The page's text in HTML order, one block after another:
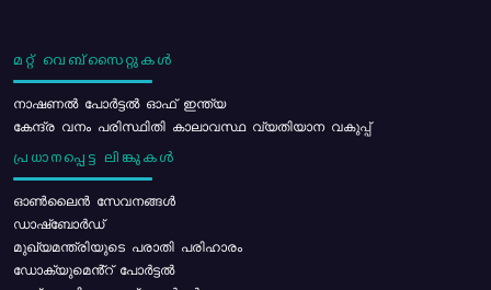
മറ്റ് വെബ്സൈറ്റുകൾ
നാഷണൽ പോർട്ടൽ ഓഫ് ഇന്ത്യ
കേന്ദ്ര വനം പരിസ്ഥിതി കാലാവസ്ഥ വ്യതിയാന വകുപ്പ്
പ്രധാനപ്പെട്ട ലിങ്കുകൾ
ഓൺലൈൻ സേവനങ്ങൾ
ഡാഷ്ബോർഡ്
മുഖ്യമന്ത്രിയുടെ പരാതി പരിഹാരം
ഡോക്യുമെൻ്റ് പോർട്ടൽ